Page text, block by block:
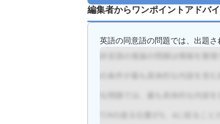
編集者からワンポイントアドバ
英語の同意語の問題では、出題